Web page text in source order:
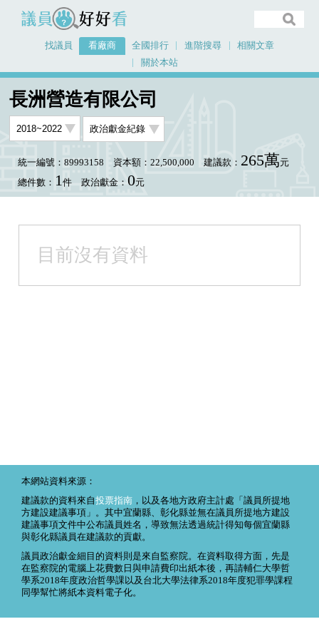
議員好好看
找議員 看廠商 全國排行 進階搜尋
相關文章
關於本站
長洲營造有限公司
統一編號：89993158 資本額：22,500,000 建議款： 265萬元
總件數： 1件 政治獻金： 0元
目前沒有資料
本網站資料來源：
建議款的資料來自投票指南 ，以及各地方政府主計處「議員所提地
方建設建議事項」。其中宜蘭縣、彰化縣並無在議員所提地方建設
建議事項文件中公布議員姓名，導致無法透過統計得知每個宜蘭縣
與彰化縣議員在建議款的貢獻。
議員政治獻金細目的資料則是來自監察院。在資料取得方面，先是
在監察院的電腦上花費數日與申請費印出紙本後，再請輔仁大學哲
學系2018年度政治哲學課以及台北大學法律系2018年度犯罪學課程
同學幫忙將紙本資料電子化。